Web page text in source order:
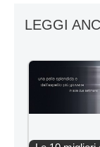
LEGGI